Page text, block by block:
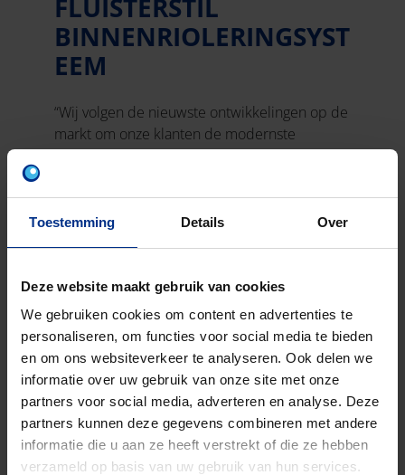
Toestemming Details Over
Deze website maakt gebruik van cookies
We gebruiken cookies om content en advertenties te
personaliseren, om functies voor social media te bieden
en om ons websiteverkeer te analyseren. Ook delen we
informatie over uw gebruik van onze site met onze
partners voor social media, adverteren en analyse. Deze
partners kunnen deze gegevens combineren met andere
informatie die u aan ze heeft verstrekt of die ze hebben
verzameld op basis van uw gebruik van hun services.
FLUISTERSTIL
BINNENRIOLERINGSYST
EEM
“Wij volgen de nieuwste ontwikkelingen op de
markt om onze klanten de modernste
technieken aan te bieden”, zegt Jan Vriends.
komt tegemoet aan een belangrijke trend in
de residentiële woningbouw: stilte.
die geluidsisolatie garanderen. De zwarte
buitenlaag zorgt voor een hoge slagvastheid
en de gladde witte binnenlaag voorkomt
afzetting en is handig bij onderhoud. Het is de
stevige tussenlaag die de belangrijkste bron
van geluidsisolatie is en die effectief zowel
lucht- als contactgeluiden vermindert.
Dat een binnenriolering systeem met een